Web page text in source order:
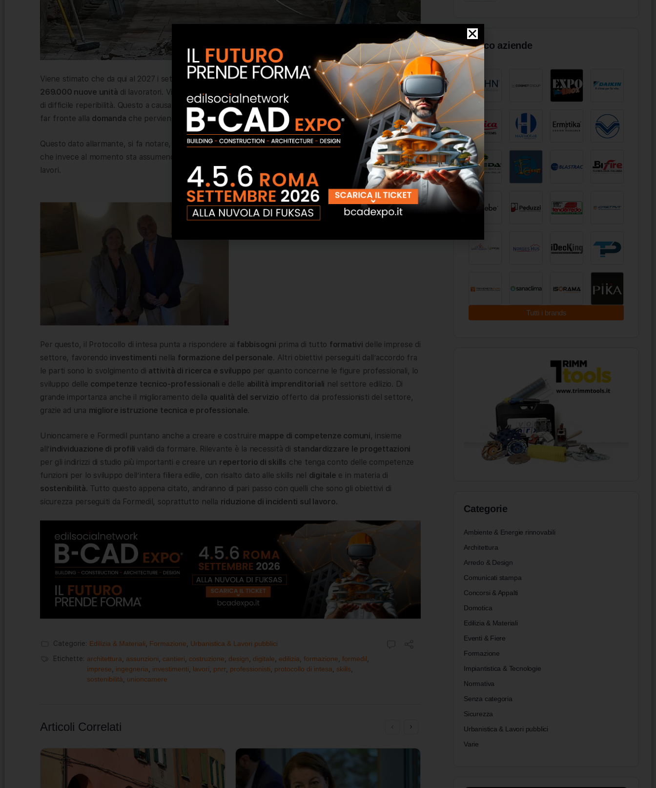
Viene stimato che da qui al 2027 i settori delle costruzioni e delle infrastrutture avranno bisogno di circa
269.000 nuove unità di lavoratori. Viene già riportato, però, che 4 su 10 di queste professionalità, saranno
di difficile reperibilità. Questo a causa di unaformazionenon adeguata e alla mancanza di skill necessarie a
far fronte alla domanda che perviene e perverrà dal mondo dell’edilizia.
Questo dato allarmante, si fa notare, potrebbe avere delle ripercussioni sullacrescita del settore edilizio,
che invece al momento sta assumendo un ruolo importante, dati i
e l’incentivo quindi ai
lavori.
Per questo, il Protocollo di intesa punta a rispondere ai fabbisogni prima di tutto formativi delle imprese di
settore, favorendo investimenti nella formazione del personale. Altri obiettivi perseguiti dall’accordo fra
le parti sono lo svolgimento di attività di ricerca e sviluppo per quanto concerne le figure professionali, lo
sviluppo delle competenze tecnico-professionali e delle abilità imprenditoriali nel settore edilizio. Di
grande importanza anche il miglioramento della qualità del servizio offerto dai professionisti del settore,
grazie ad una migliore istruzione tecnica e professionale.
Unioncamere e Formedil puntano anche a creare e costruire mappe di competenze comuni, insieme
all’individuazione di profili validi da formare. Rilevante è la necessità di standardizzare le progettazioni
per gli indirizzi di studio più importanti e creare un repertorio di skills che tenga conto delle competenze
funzioni per lo sviluppo dell’intera filiera edile, con risalto dato alle skills nel digitale e in materia di
sostenibilità. Tutto questo appena citato, andranno di pari passo con quelli che sono gli obiettivi di
sicurezza perseguiti da Formedil, soprattutto nella riduzione di incidenti sul lavoro.
Categorie: Edilizia & Materiali, Formazione, Urbanistica & Lavori pubblici
Etichette: architettura, assunzioni, cantieri, costruzione, design, digitale, edilizia, formazione, formedil,
imprese, ingegneria, investimenti, lavori, pnrr, professionisti, protocollo di intesa, skills,
sostenibilità, unioncamere
Articoli Correlati
Elenco aziende
Tutti i brands
Categorie
Ambiente & Energie rinnovabili
Architettura
Arredo & Design
Comunicati stampa
Concorsi & Appalti
Domotica
Edilizia & Materiali
Eventi & Fiere
Formazione
Impiantistica & Tecnologie
Normativa
Senza categoria
Sicurezza
Urbanistica & Lavori pubblici
Varie